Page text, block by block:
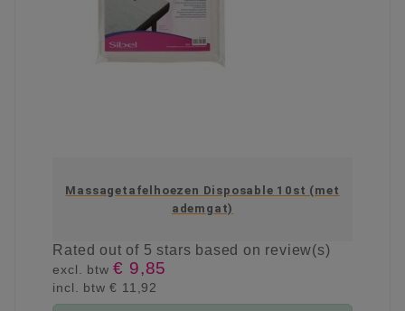
Massagetafelhoezen Disposable 10st (met
ademgat)
Ratedout of 5 stars based on review(s)
excl. btw€ 9,85
incl. btw€ 11,92